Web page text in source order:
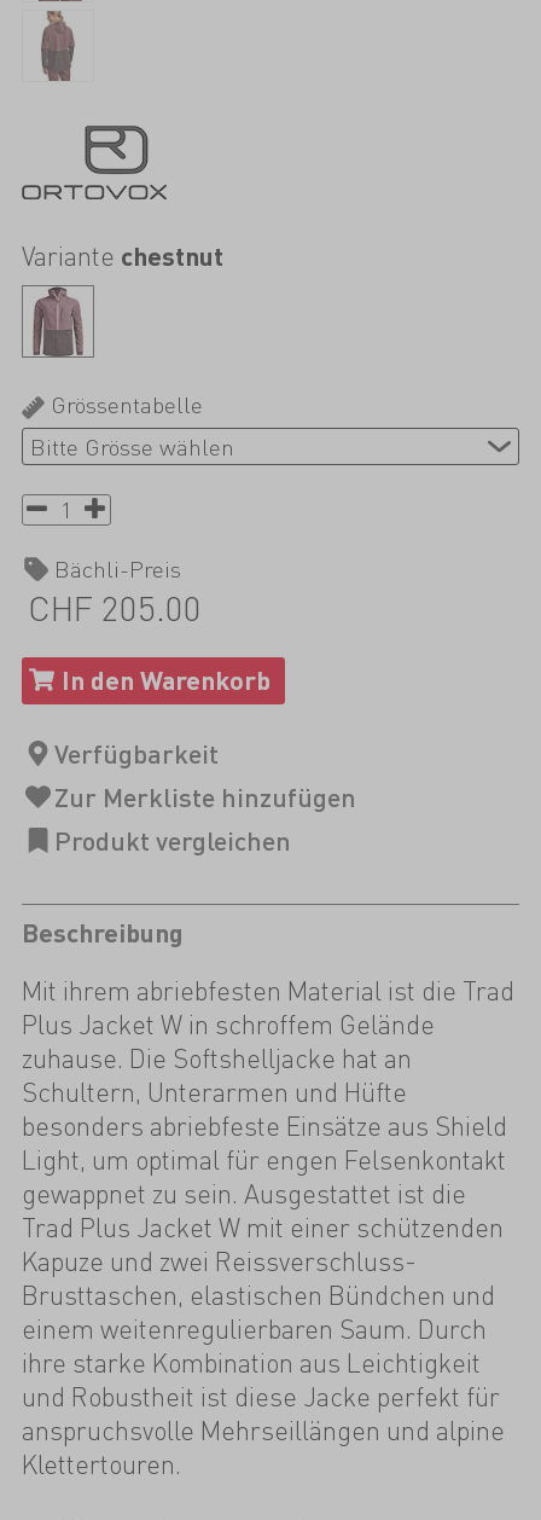
Variante chestnut
Grössentabelle
Bächli-Preis
CHF 205.00
Beschreibung
Mit ihrem abriebfesten Material ist die Trad
Plus Jacket W in schroffem Gelände
zuhause. Die Softshelljacke hat an
Schultern, Unterarmen und Hüfte
besonders abriebfeste Einsätze aus Shield
Light, um optimal für engen Felsenkontakt
gewappnet zu sein. Ausgestattet ist die
Trad Plus Jacket W mit einer schützenden
Kapuze und zwei Reissverschluss-
Brusttaschen, elastischen Bündchen und
einem weitenregulierbaren Saum. Durch
ihre starke Kombination aus Leichtigkeit
und Robustheit ist diese Jacke perfekt für
anspruchsvolle Mehrseillängen und alpine
Klettertouren.